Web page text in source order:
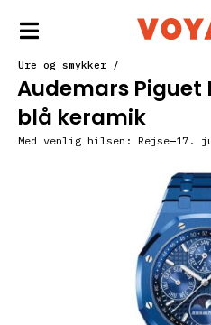
Ure og smykker /
Audemars Piguet
blå keramik
Med venlig hilsen: Rejse 17.